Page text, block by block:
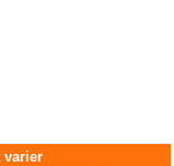
varier